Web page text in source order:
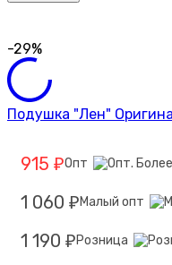
-29%
Подушка "Лен"
915 ₽Опт
1 060 ₽ Малый опт
1 190 ₽ Розница